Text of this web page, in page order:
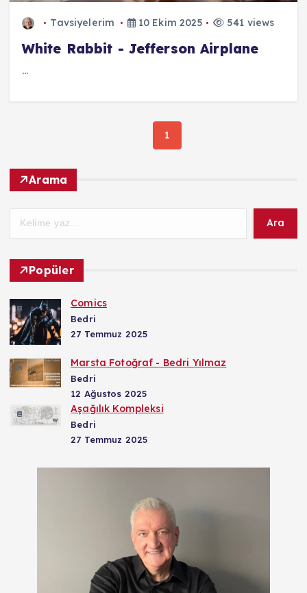
Tavsiyelerim 10 Ekim 2025 541 views
White Rabbit - Jefferson Airplane
...
1
Arama
Ara
Popüler
Comics
Bedri
27 Temmuz 2025
Marsta Fotoğraf - Bedri Yılmaz
Bedri
12 Ağustos 2025
Aşağılık Kompleksi
Bedri
27 Temmuz 2025